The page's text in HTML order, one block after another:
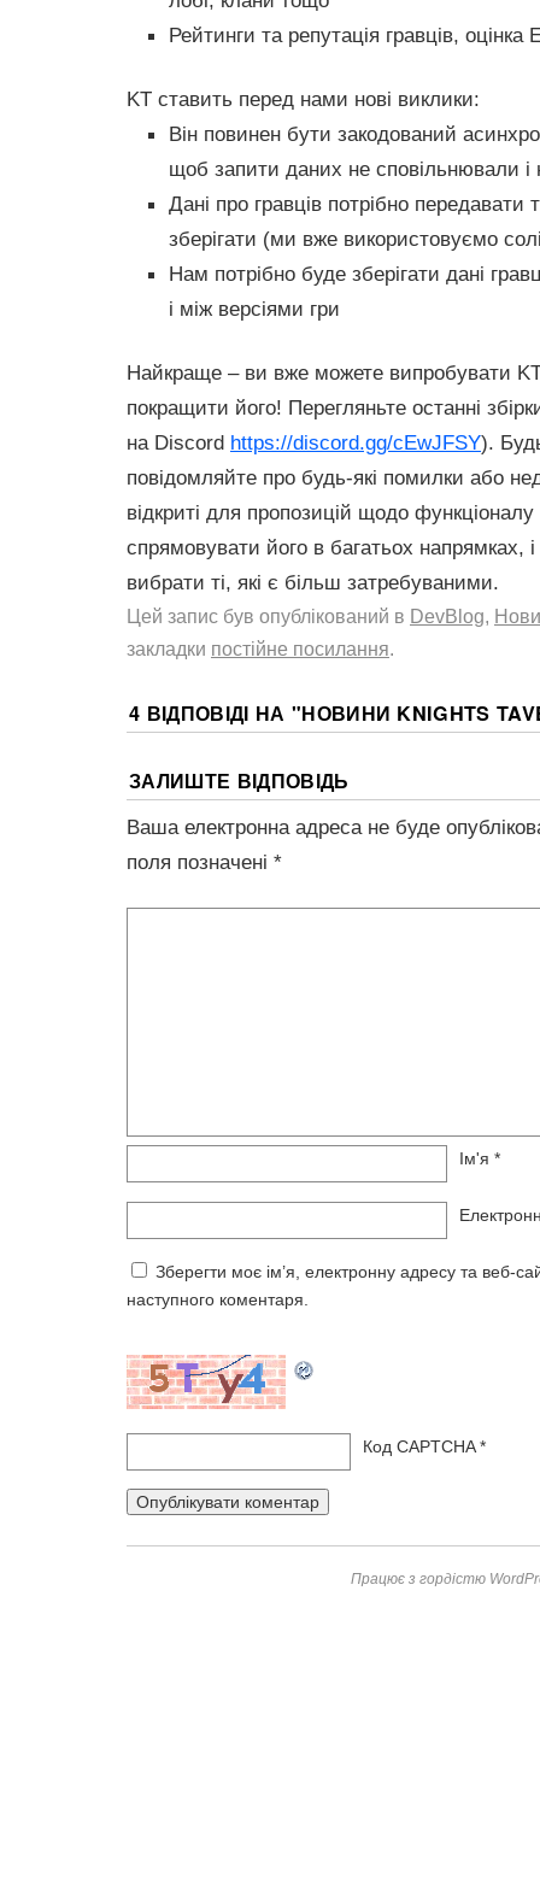
Рейтинги та репутація гравців, оцінка
KT ставить перед нами нові виклики:
Він повинен бути закодований
щоб запити даних не сповільнювали і
Дані про гравців потрібно передавати
зберігати (ми вже використовуємо
Нам потрібно буде зберігати дані
і між версіями гри
Найкраще – ви вже можете випробувати
покращити його! Перегляньте останні
на Discord https://discord.gg/cEwJFSY).
повідомляйте про будь-які помилки або
відкриті для пропозицій щодо
спрямовувати його в багатьох напрямках,
вибрати ті, які є більш затребуваними.
Цей запис був опублікований в DevBlog,
закладки постійне посилання.
4 ВІДПОВІДІ НА "НОВИНИ KNIGHTS
ЗАЛИШТЕ ВІДПОВІДЬ
Ваша електронна адреса не буде
поля позначені *
Ім'я *
Зберегти моє ім’я, електронну адресу та веб-
наступного коментаря.
Код CAPTCHA*
Працює з гордістю